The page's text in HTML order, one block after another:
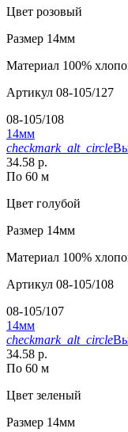
Цвет розовый
Размер 14мм
Материал 100%
Артикул 08-105/127
08-105/108
14мм
checkmark_alt_circle
34.58 р.
По 60 м
Цвет голубой
Размер 14мм
Материал 100%
Артикул 08-105/108
08-105/107
14мм
checkmark_alt_circle
34.58 р.
По 60 м
Цвет зеленый
Размер 14мм